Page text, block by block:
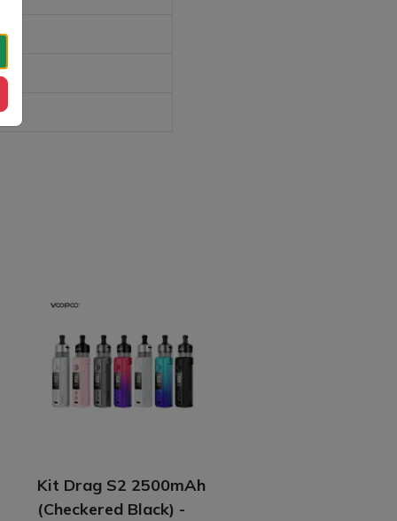
Kit Drag S2 2500mAh
(Checkered Black) -